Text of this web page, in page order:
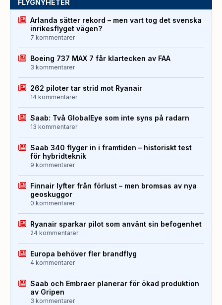
FLYGNYHETER
Arlanda sätter rekord – men vart tog det svenska
inrikesflyget vägen?
7 kommentarer
Boeing 737 MAX 7 får klartecken av FAA
3 kommentarer
262 piloter tar strid mot Ryanair
14 kommentarer
Saab: Två GlobalEye som inte syns på radarn
13 kommentarer
Saab 340 flyger in i framtiden – historiskt test
för hybridteknik
9 kommentarer
Finnair lyfter från förlust – men bromsas av nya
geoskuggor
0 kommentarer
Ryanair sparkar pilot som använt sin befogenhet
24 kommentarer
Europa behöver fler brandflyg
4 kommentarer
Saab och Embraer planerar för ökad produktion
av Gripen
3 kommentarer